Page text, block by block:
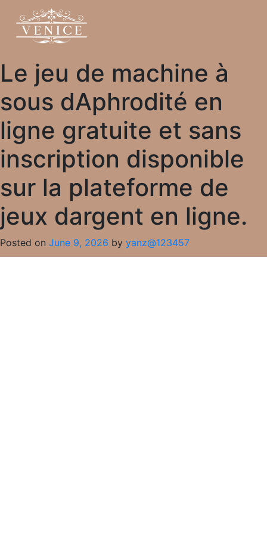
Le jeu de machine à
sous dAphrodité en
ligne gratuite et sans
inscription disponible
sur la plateforme de
jeux dargent en ligne.
Posted on June 9, 2026 by yanz@123457